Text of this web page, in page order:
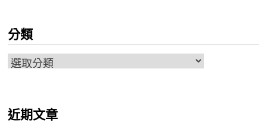
分類
分
近期文章